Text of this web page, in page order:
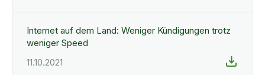
Internet auf dem Land: Weniger Kündigungen trotz
weniger Speed
11.10.2021